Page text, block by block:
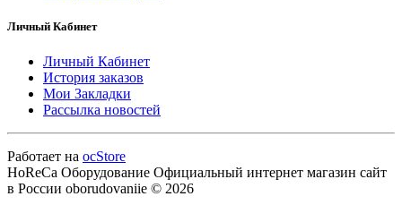
Личный Кабинет
Личный Кабинет
История заказов
Мои Закладки
Рассылка новостей
Работает на ocStore
HoReCa Оборудование Официальный интернет магазин сайт
в России oborudovaniie © 2026